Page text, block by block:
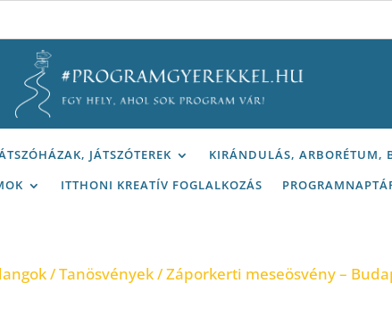
JÁTSZÓTEREK KIRÁNDULÁS, ARBORÉTUM,
ITTHONI KREATÍV FOGLALKOZÁS
/Tanösvények/ Záporkerti meseösvény –